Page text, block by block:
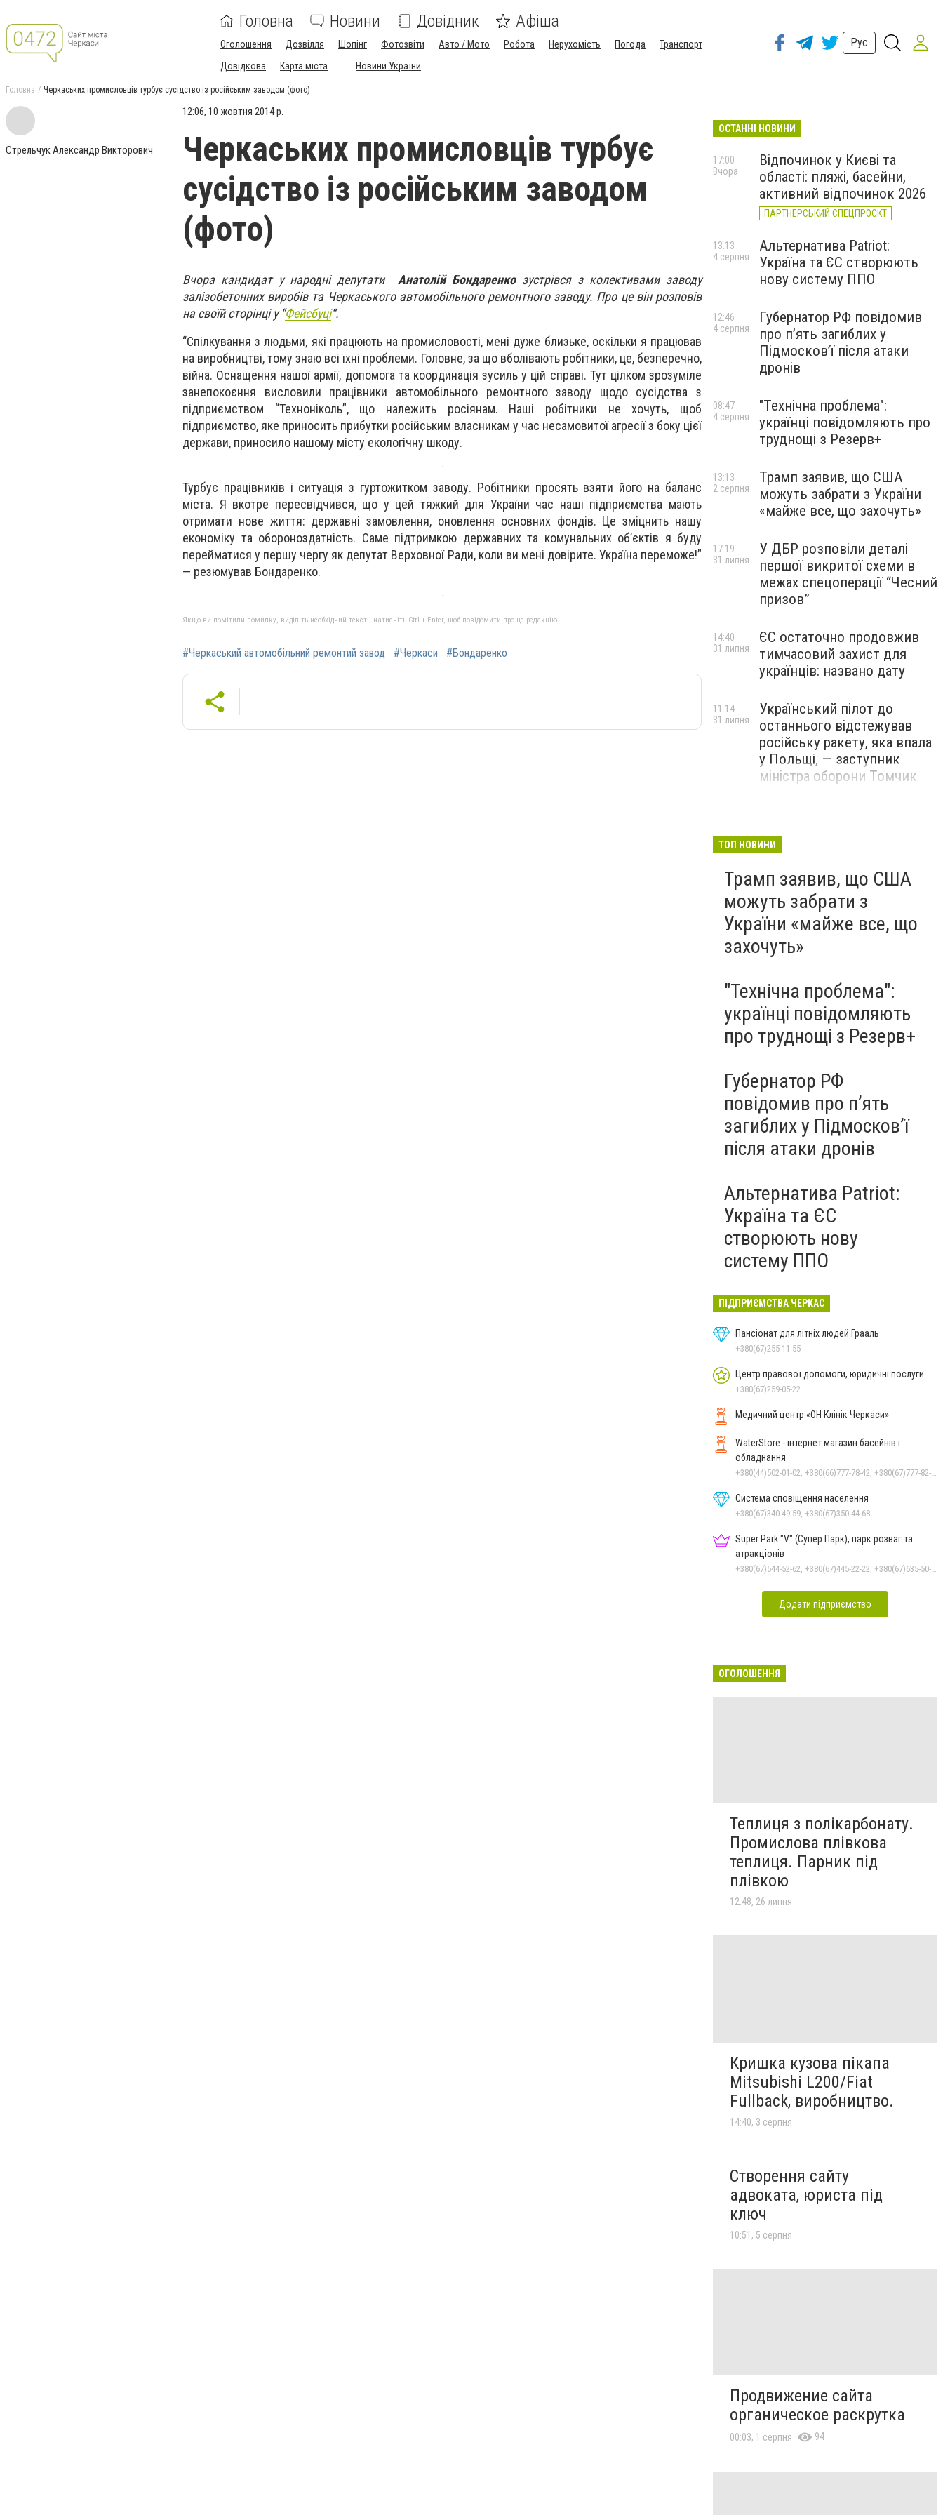
Головна Новини Довідник Афіша
Оголошення Дозвілля Шопінг Фотозвіти Авто / Мото Робота Нерухомість Погода
Транспорт
Довідкова
Карта міста Новини України
Рус
Головна Черкаських промисловців турбує сусідство із російським заводом (фото)
Стрельчук Александр Викторович
12:06, 10 жовтня 2014 р.
Черкаських промисловців турбує
сусідство із російським заводом
(фото)
Вчора кандидат у народні депутати Анатолій Бондаренко зустрівся з колективами заводу
залізобетонних виробів та Черкаського автомобільного ремонтного заводу. Про це він розповів
на своїй сторінці у “Фейсбуці“.
“Спілкування з людьми, які працюють на промисловості, мені дуже близьке, оскільки я працював
на виробництві, тому знаю всі їхні проблеми. Головне, за що вболівають робітники, це, безперечно,
війна. Оснащення нашої армії, допомога та координація зусиль у цій справі. Тут цілком зрозуміле
занепокоєння висловили працівники автомобільного ремонтного заводу щодо сусідства з
підприємством “Техноніколь”, що належить росіянам. Наші робітники не хочуть, щоб
підприємство, яке приносить прибутки російським власникам у час несамовитої агресії з боку цієї
держави, приносило нашому місту екологічну шкоду.
Турбує працівників і ситуація з гуртожитком заводу. Робітники просять взяти його на баланс
міста. Я вкотре пересвідчився, що у цей тяжкий для України час наші підприємства мають
отримати нове життя: державні замовлення, оновлення основних фондів. Це зміцнить нашу
економіку та обороноздатність. Саме підтримкою державних та комунальних об’єктів я буду
перейматися у першу чергу як депутат Верховної Ради, коли ви мені довірите. Україна переможе!”
— резюмував Бондаренко.
Якщо ви помітили помилку, виділіть необхідний текст і натисніть Ctrl + Enter, щоб повідомити про це редакцію
#Черкаський автомобільний ремонтий завод #Черкаси #Бондаренко
ОСТАННІ НОВИНИ
Відпочинок у Києві та
області: пляжі, басейни,
активний відпочинок 2026
ПАРТНЕРСЬКИЙ СПЕЦПРОЄКТ
17:00
Вчора
Альтернатива Patriot:
Україна та ЄС створюють
нову систему ППО
13:13
4 серпня
Губернатор РФ повідомив
про п’ять загиблих у
Підмосков’ї після атаки
дронів
12:46
4 серпня
"Технічна проблема":
українці повідомляють про
труднощі з Резерв+
08:47
4 серпня
Трамп заявив, що США
можуть забрати з України
«майже все, що захочуть»
13:13
2 серпня
У ДБР розповіли деталі
першої викритої схеми в
межах спецоперації “Чесний
призов”
17:19
31 липня
ЄС остаточно продовжив
тимчасовий захист для
українців: названо дату
14:40
31 липня
Український пілот до
останнього відстежував
російську ракету, яка впала
у Польщі, — заступник
міністра оборони Томчик
11:14
31 липня
ТОП НОВИНИ
Трамп заявив, що США
можуть забрати з
України «майже все, що
захочуть»
"Технічна проблема":
українці повідомляють
про труднощі з Резерв+
Губернатор РФ
повідомив про п’ять
загиблих у Підмосков’ї
після атаки дронів
Альтернатива Patriot:
Україна та ЄС
створюють нову
систему ППО
ПІДПРИЄМСТВА ЧЕРКАС
Пансіонат для літніх людей Грааль
+380(67)255-11-55
Центр правової допомоги, юридичні послуги
+380(67)259-05-22
Медичний центр «ОН Клінік Черкаси»
WaterStore - інтернет магазин басейнів і
обладнання
+380(44)502-01-02, +380(66)777-78-42, +380(67)777-82-19, +380(67)890-80-80, +380(73)890-80-80, +380(44)502-01-03
Система сповіщення населення
+380(67)340-49-59, +380(67)350-44-68
Super Park "V" (Супер Парк), парк розваг та
атракціонів
+380(67)544-52-62, +380(67)445-22-22, +380(67)635-50-50
Додати підприємство
ОГОЛОШЕННЯ
Теплиця з полікарбонату.
Промислова плівкова
теплиця. Парник під
плівкою
12:48, 26 липня
Кришка кузова пікапа
Mitsubishi L200/Fiat
Fullback, виробництво.
14:40, 3 серпня
Створення сайту
адвоката, юриста під
ключ
10:51, 5 серпня
Продвижение сайта
органическое раскрутка
00:03, 1 серпня 94